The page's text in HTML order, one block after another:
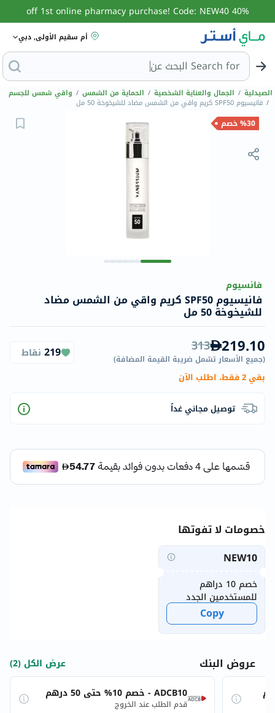
40% off 1st online pharmacy purchase! Code: NEW40
أم سقيم الأولى, دبي
Search for البحث عن مزيل عرق
الصيدلية / الجمال والعناية الشخصية / الحماية من الشمس / واقي شمس للجسم
/ فانيسيوم SPF50 كريم واقي من الشمس مضاد للشيخوخة 50 مل
%30 خصم
فانسيوم
فانيسيوم SPF50 كريم واقي من الشمس مضاد
للشيخوخة 50 مل
219.10
313
(جميع الأسعار تشمل ضريبة القيمة المضافة)
219 نقاط
بقي 2 فقط، اطلب الآن
توصيل مجاني غداً
خصومات لا تفوتها
NEW10
خصم 10 دراهم
للمستخدمين الجدد
Copy
عروض البنك
عرض الكل (2)
ADCB10 - خصم 10% حتى 50 درهم
قدم الطلب عند الخروج